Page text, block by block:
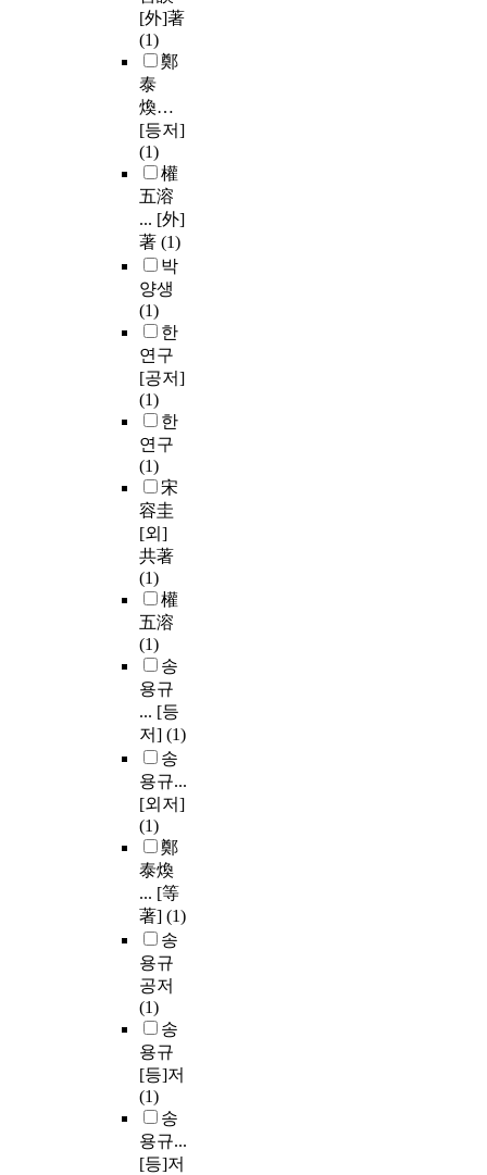
[外]著
(1)
鄭
泰
煥…
[등저]
(1)
權
五溶
... [外]
著 (1)
박
양생
(1)
한
연구
[공저]
(1)
한
연구
(1)
宋
容圭
[외]
共著
(1)
權
五溶
(1)
송
용규
... [등
저] (1)
송
용규...
[외저]
(1)
鄭
泰煥
... [等
著] (1)
송
용규
공저
(1)
송
용규
[등]저
(1)
송
용규...
[등]저